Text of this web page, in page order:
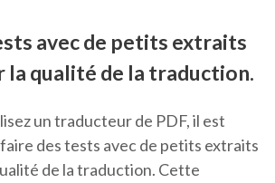
avec de petits extraits
la qualité de la traduction.
un traducteur de PDF, il est
des tests avec de petits extraits
de la traduction. Cette